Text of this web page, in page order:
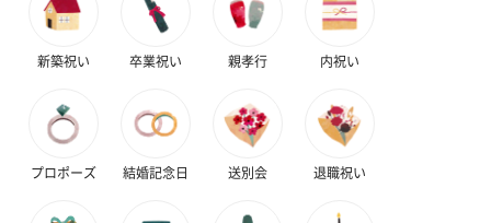
のオイル漬（981円）
ごろっとうまみ チーズ
のオイル漬（塩麹&レモ
新築祝い 卒業祝い 親孝行 内祝い
プロポーズ 結婚記念日 送別会 退職祝い